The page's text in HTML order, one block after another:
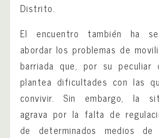
Distrito.
El encuentro también ha
abordar los problemas de
barriada que, por su peculiar
plantea dificultades con las
convivir. Sin embargo, la
agrava por la falta de
de determinados medios de